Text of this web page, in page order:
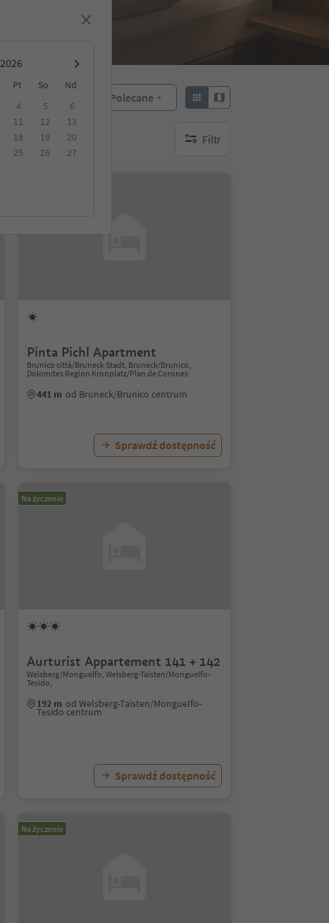
Pt So
Nd
4 5
6
11 12
13
18 19
20
25 26
27
Polecane
Filtr
brak aktywnych filtrów
Pinta Pichl Apartment
Brunico città/Bruneck Stadt, Bruneck/Brunico,
Dolomites Region Kronplatz/Plan de Corones
441 m od Bruneck/Brunico centrum
Sprawdź dostępność
Na życzenie
Aurturist Appartement 141 + 142
Welsberg/Monguelfo, Welsberg-Taisten/Monguelfo-
Tesido,
192 m od Welsberg-Taisten/Monguelfo-
Tesido centrum
Sprawdź dostępność
Na życzenie